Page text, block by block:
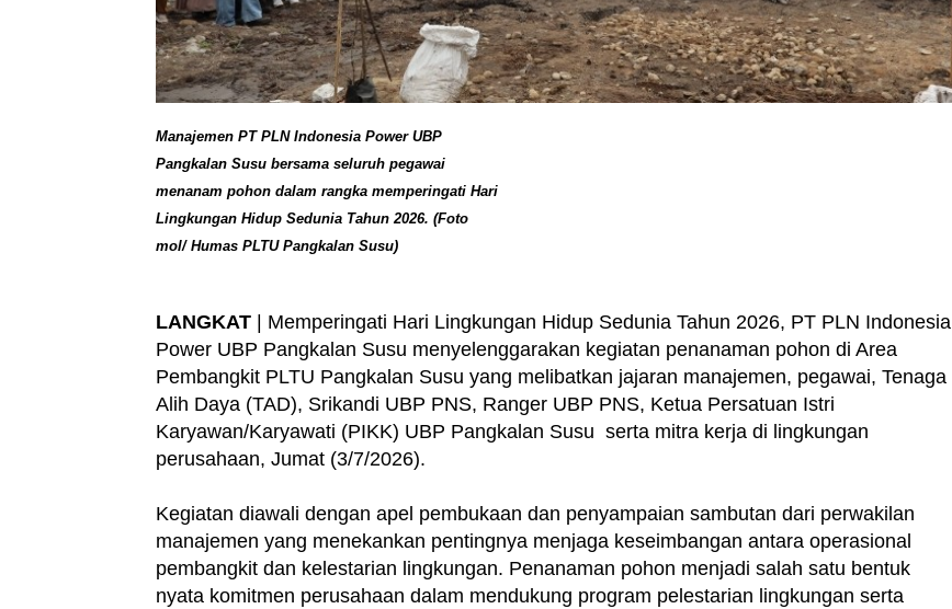
Manajemen PT PLN Indonesia Power UBP
Pangkalan Susu bersama seluruh pegawai
menanam pohon dalam rangka memperingati Hari
Lingkungan Hidup Sedunia Tahun 2026. (Foto
mol/ Humas PLTU Pangkalan Susu)
LANGKAT | Memperingati Hari Lingkungan Hidup Sedunia Tahun 2026, PT PLN Indonesia
Power UBP Pangkalan Susu menyelenggarakan kegiatan penanaman pohon di Area
Pembangkit PLTU Pangkalan Susu yang melibatkan jajaran manajemen, pegawai, Tenaga
Alih Daya (TAD), Srikandi UBP PNS, Ranger UBP PNS, Ketua Persatuan Istri
Karyawan/Karyawati (PIKK) UBP Pangkalan Susu serta mitra kerja di lingkungan
perusahaan, Jumat (3/7/2026).
‎Kegiatan diawali dengan apel pembukaan dan penyampaian sambutan dari perwakilan
manajemen yang menekankan pentingnya menjaga keseimbangan antara operasional
pembangkit dan kelestarian lingkungan. Penanaman pohon menjadi salah satu bentuk
nyata komitmen perusahaan dalam mendukung program pelestarian lingkungan serta